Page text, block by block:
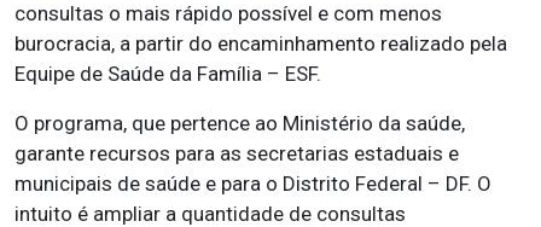
consultas o mais rápido possível e com menos
burocracia, a partir do encaminhamento realizado pela
Equipe de Saúde da Família – ESF.
O programa, que pertence ao Ministério da saúde,
garante recursos para as secretarias estaduais e
municipais de saúde e para o Distrito Federal – DF. O
intuito é ampliar a quantidade de consultas